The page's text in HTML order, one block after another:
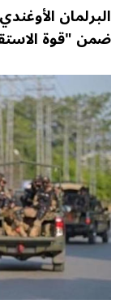
البرلمان
ضمن "قوة